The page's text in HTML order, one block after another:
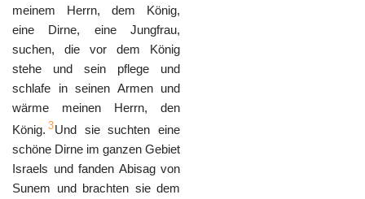
meinem Herrn, dem König,
eine Dirne, eine Jungfrau,
suchen, die vor dem König
stehe und sein pflege und
schlafe in seinen Armen und
wärme meinen Herrn, den
König. 3Und sie suchten eine
schöne Dirne im ganzen Gebiet
Israels und fanden Abisag von
Sunem und brachten sie dem